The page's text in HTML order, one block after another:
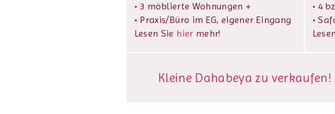
• 3 möblierte Wohnungen +
• Praxis/Büro im EG, eigener Eingang
Lesen Sie hier mehr!
• 4
•
Kleine Dahabeya zu verkaufen!